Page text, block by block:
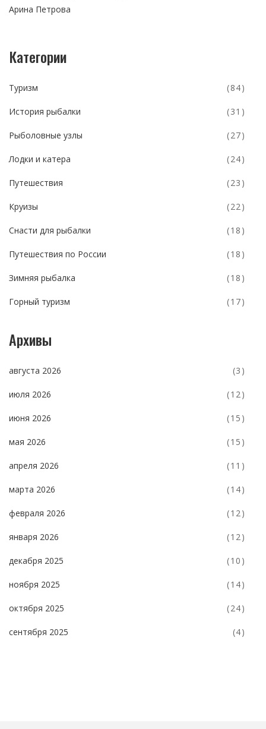
Арина Петрова
Категории
Туризм (84)
История рыбалки (31)
Рыболовные узлы (27)
Лодки и катера (24)
Путешествия (23)
Круизы (22)
Снасти для рыбалки (18)
Путешествия по России (18)
Зимняя рыбалка (18)
Горный туризм (17)
Архивы
августа 2026 (3)
июля 2026 (12)
июня 2026 (15)
мая 2026 (15)
апреля 2026 (11)
марта 2026 (14)
февраля 2026 (12)
января 2026 (12)
декабря 2025 (10)
ноября 2025 (14)
октября 2025 (24)
сентября 2025 (4)